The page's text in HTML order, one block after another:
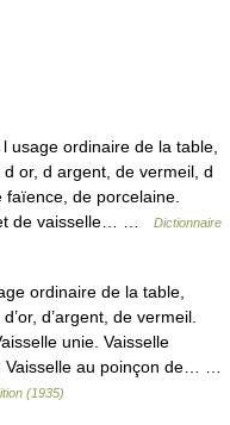
usage ordinaire de la table,
or, d argent, de vermeil, d
faïence, de porcelaine.
de vaisselle… …
Dictionnaire
ordinaire de la table,
d’argent, de vermeil.
unie. Vaisselle
Vaisselle au poinçon de… …
(1935)